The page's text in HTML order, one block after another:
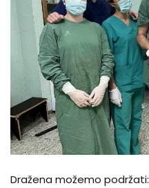
Dražena možemo podržati: